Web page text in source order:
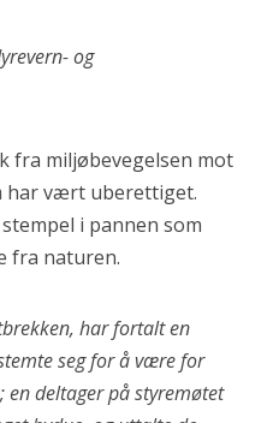
og
fra miljøbevegelsen mot
har vært uberettiget.
i pannen som
fra naturen.
har fortalt en
seg for å være for
en deltager på styremøtet